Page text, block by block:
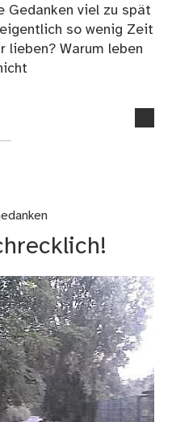
Gedanken viel zu spät
so wenig Zeit
lieben? Warum leben